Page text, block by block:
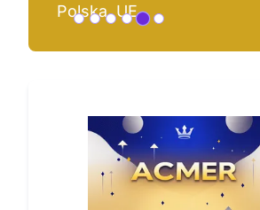
Polska, UE.